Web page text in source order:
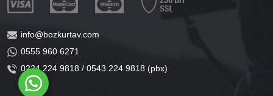
info@bozkurtav.com
0555 960 6271
0224 224 9818 / 0543 224 9818 (pbx)